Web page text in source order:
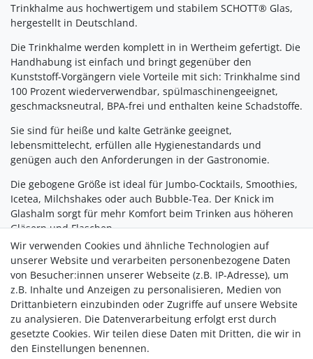
Trinkhalme aus hochwertigem und stabilem SCHOTT® Glas,
hergestellt in Deutschland.
Die Trinkhalme werden komplett in in Wertheim gefertigt. Die
Handhabung ist einfach und bringt gegenüber den
Kunststoff-Vorgängern viele Vorteile mit sich: Trinkhalme sind
100 Prozent wiederverwendbar, spülmaschinengeeignet,
geschmacksneutral, BPA-frei und enthalten keine Schadstoffe.
Sie sind für heiße und kalte Getränke geeignet,
lebensmittelecht, erfüllen alle Hygienestandards und
genügen auch den Anforderungen in der Gastronomie.
Die gebogene Größe ist ideal für Jumbo-Cocktails, Smoothies,
Icetea, Milchshakes oder auch Bubble-Tea. Der Knick im
Glashalm sorgt für mehr Komfort beim Trinken aus höheren
Gläsern und Flaschen.
Funktionen:
Aus hochwertigem und stabilem SCHOTT® Glas
In Deutschland hergestellt
Wiederverwendbar
Recycelbar
Geschmacksneutral
Spülmaschinengeeignet
Wir verwenden Cookies und ähnliche Technologien auf
unserer Website und verarbeiten personenbezogene Daten
von Besucher:innen unserer Webseite (z.B. IP-Adresse), um
z.B. Inhalte und Anzeigen zu personalisieren, Medien von
Drittanbietern einzubinden oder Zugriffe auf unsere Website
zu analysieren. Die Datenverarbeitung erfolgt erst durch
gesetzte Cookies. Wir teilen diese Daten mit Dritten, die wir in
den Einstellungen benennen.